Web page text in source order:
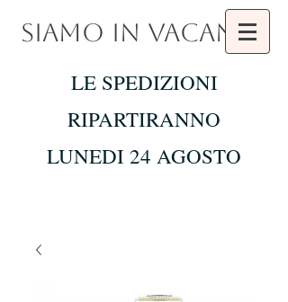
SIAMO IN VACANZA
LE SPEDIZIONI
RIPARTIRANNO
LUNEDI 24 AGOSTO